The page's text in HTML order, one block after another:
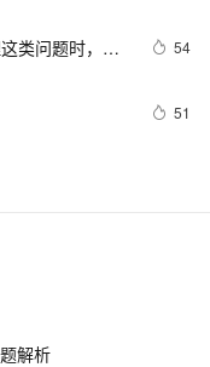
类问题时，可
54
51
底层实现到功
打造制造业云
点
解析